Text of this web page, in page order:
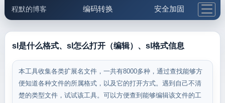
程默的博客 编码转换 安全加固
邮件工具 生活便民 更多工具
5.1支付宝大红包
sl是什么格式、sl怎么打开（编辑）、sl格式信息
本工具收集各类扩展名文件，一共有8000多种，通过查找能够方
便知道各种文件的所属格式，以及它的打开方式。遇到自己不清
楚的类型文件，试试该工具。可以方便查到能够编辑该文件的工